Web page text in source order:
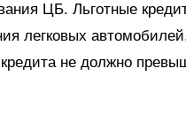
ЦБ. Льготные
легковых
не должно